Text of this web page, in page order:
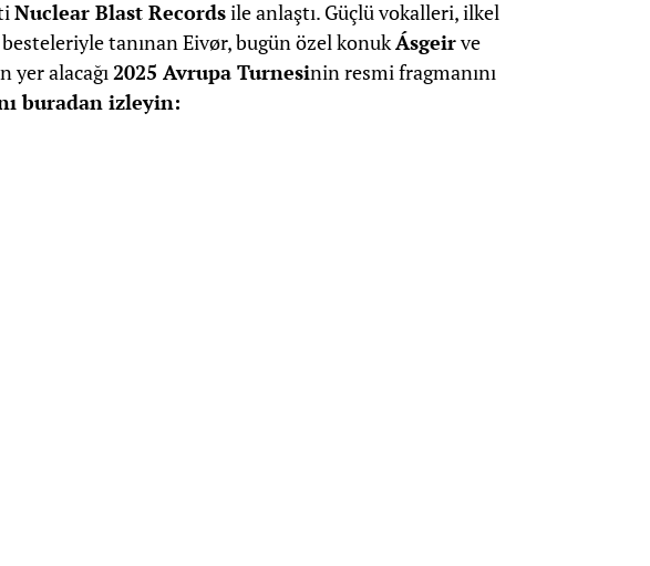
Nuclear Blast Recordsile anlaştı. Güçlü vokalleri, ilkel
tanınan Eivør, bugün özel konukÁsgeirve
yer alacağı2025 Avrupa Turnesinin resmi fragmanını
buradan izleyin: